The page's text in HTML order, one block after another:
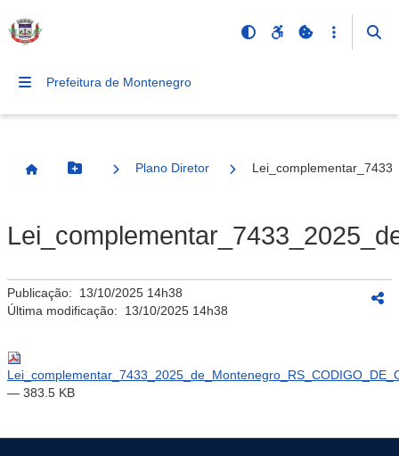
Prefeitura de Montenegro
Página InicialBotão Menu
Plano Diretor
Publicação: 13/10/2025 14h38
Última modificação: 13/10/2025 14h38
— 383.5 KB